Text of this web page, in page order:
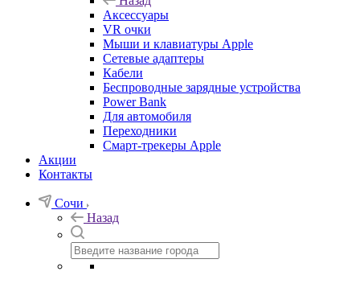
Аксессуары
VR очки
Мыши и клавиатуры Apple
Сетевые адаптеры
Кабели
Беспроводные зарядные устройства
Power Bank
Для автомобиля
Переходники
Смарт-трекеры Apple
Акции
Контакты
Сочи
Назад